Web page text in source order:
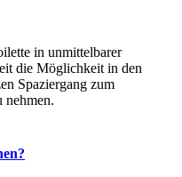
in unmittelbarer
die Möglichkeit in den
Spaziergang zum
nehmen.